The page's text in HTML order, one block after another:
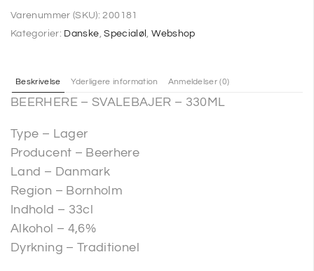
Varenummer (SKU): 200181
Kategorier: Danske ,Specialøl ,Webshop
Beskrivelse Yderligere information Anmeldelser (0)
BEERHERE – SVALEBAJER – 330ML
Type – Lager
Producent – Beerhere
Land – Danmark
Region – Bornholm
Indhold – 33cl
Alkohol – 4,6%
Dyrkning – Traditionel